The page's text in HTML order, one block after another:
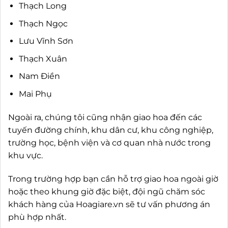
Thạch Long
Thạch Ngọc
Lưu Vĩnh Sơn
Thạch Xuân
Nam Điền
Mai Phụ
Ngoài ra, chúng tôi cũng nhận giao hoa đến các
tuyến đường chính, khu dân cư, khu công nghiệp,
trường học, bệnh viện và cơ quan nhà nước trong
khu vực.
Trong trường hợp bạn cần hỗ trợ giao hoa ngoài giờ
hoặc theo khung giờ đặc biệt, đội ngũ chăm sóc
khách hàng của Hoagiare.vn sẽ tư vấn phương án
phù hợp nhất.